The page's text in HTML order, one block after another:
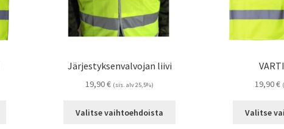
Järjestyksenvalvojan liivi
19,90€ (sis. alv 25,5%)
Valitse vaihtoehdoista
19,90€
Valitse